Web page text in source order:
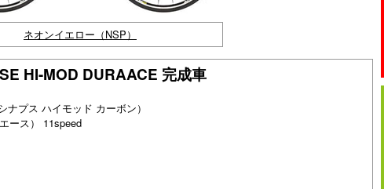
ネオンイエロー（NSP）
HI-MOD DURAACE 完成車
プス ハイモッド カーボン）
ース） 11speed